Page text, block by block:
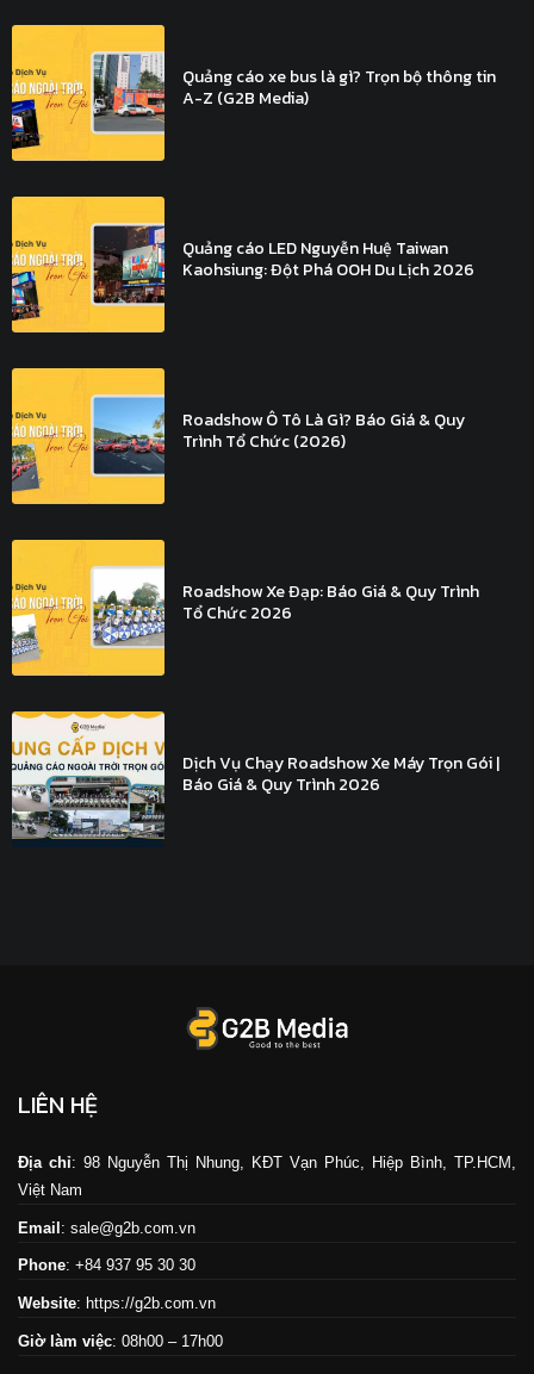
Quảng cáo xe bus là gì? Trọn bộ thông tin
A-Z (G2B Media)
Quảng cáo LED Nguyễn Huệ Taiwan
Kaohsiung: Đột Phá OOH Du Lịch 2026
Roadshow Ô Tô Là Gì? Báo Giá & Quy
Trình Tổ Chức (2026)
Roadshow Xe Đạp: Báo Giá & Quy Trình
Tổ Chức 2026
Dịch Vụ Chạy Roadshow Xe Máy Trọn Gói |
Báo Giá & Quy Trình 2026
LIÊN HỆ
Địa chỉ: 98 Nguyễn Thị Nhung, KĐT Vạn Phúc, Hiệp Bình, TP.HCM,
Việt Nam
Email: sale@g2b.com.vn
Phone: +84 937 95 30 30
Website: https://g2b.com.vn
Giờ làm việc: 08h00 – 17h00